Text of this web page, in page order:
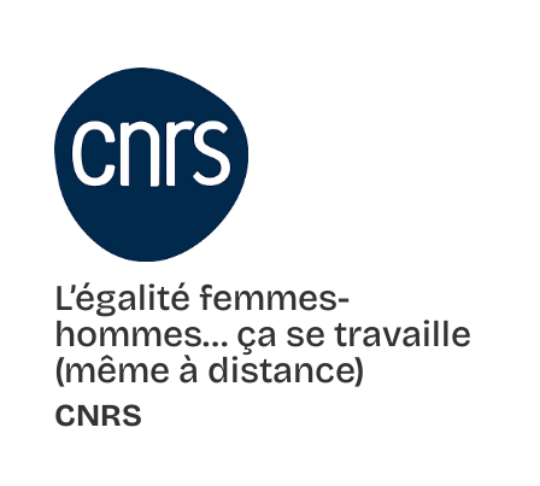
L’égalité femmes-
hommes… ça se travaille
(même à distance)
CNRS